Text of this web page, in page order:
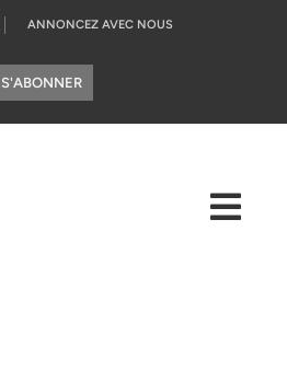
ANNONCEZ AVEC NOUS
S'ABONNER